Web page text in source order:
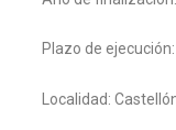
Plazo de
Localidad: